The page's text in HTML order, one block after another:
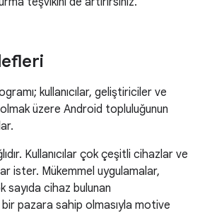
kullanıcılar, geliştiriciler ve
üzere Android topluluğunun
Kullanıcılar çok çeşitli cihazlar ve
ister. Mükemmel uygulamalar,
sayıda cihaz bulunan
bir pazara sahip olmasıyla motive